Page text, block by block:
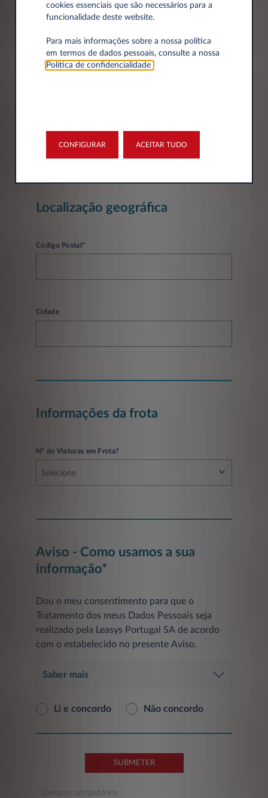
Empresa*
Localização geográfica
Código Postal*
Cidade
Informações da frota
Nº de Viaturas em Frota?
Selecione
Aviso - Como usamos a sua
informação*
Dou o meu consentimento para que o
Tratamento dos meus Dados Pessoais seja
realizado pela Leasys Portugal SA de acordo
com o estabelecido no presente Aviso.
Saber mais
Li e concordo Não concordo
SUBMETER
* Campos obrigatórios
cookies essenciais que são necessários para a
funcionalidade deste website.
Para mais informações sobre a nossa política
em termos de dados pessoais, consulte a nossa
Política de confidencialidade
CONFIGURAR ACEITAR TUDO